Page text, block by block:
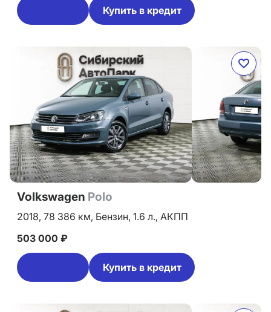
Купить в кредит
Volkswagen Polo
2018, 78 386 км, Бензин, 1.6 л., АКПП
503 000 ₽
Купить в кредит